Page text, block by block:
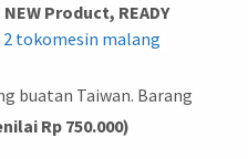
Product, READY
buatan Taiwan. Barang
Rp 750.000)